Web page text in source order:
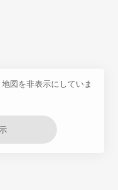
図を非表示にしていま